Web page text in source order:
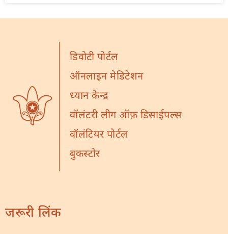
डिवोटी पोर्टल
ऑनलाइन मेडिटेशन
ध्यान केन्द्र
वॉलंटरी लीग ऑफ़ डिसाईपल्स
वॉलंटियर पोर्टल
बुकस्टोर
जरूरी लिंक